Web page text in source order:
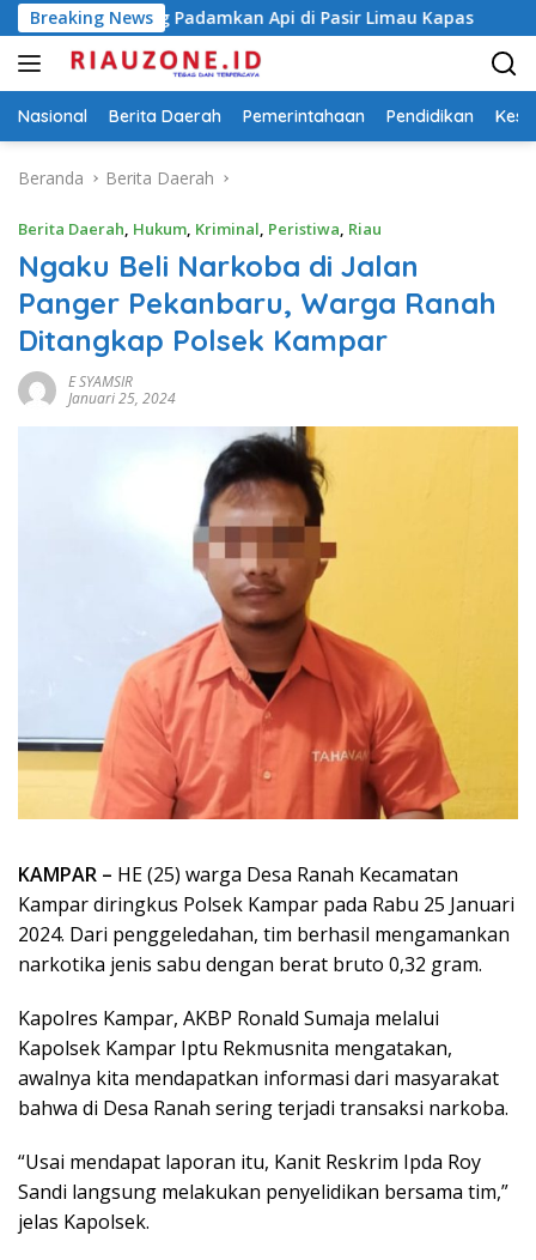
Langsung
ke
konten
Breaking News
Padamkan Api di Pasir Limau Kapas Ungkap
Nasional Berita Daerah Pemerintahaan Pendidikan
Beranda Berita Daerah
Berita Daerah, Hukum, Kriminal, Peristiwa, Riau
Ngaku Beli Narkoba di Jalan
Panger Pekanbaru, Warga Ranah
Ditangkap Polsek Kampar
E SYAMSIR
Januari 25, 2024
KAMPAR – HE (25) warga Desa Ranah Kecamatan
Kampar diringkus Polsek Kampar pada Rabu 25 Januari
2024. Dari penggeledahan, tim berhasil mengamankan
narkotika jenis sabu dengan berat bruto 0,32 gram.
Kapolres Kampar, AKBP Ronald Sumaja melalui
Kapolsek Kampar Iptu Rekmusnita mengatakan,
awalnya kita mendapatkan informasi dari masyarakat
bahwa di Desa Ranah sering terjadi transaksi narkoba.
“Usai mendapat laporan itu, Kanit Reskrim Ipda Roy
Sandi langsung melakukan penyelidikan bersama tim,”
jelas Kapolsek.